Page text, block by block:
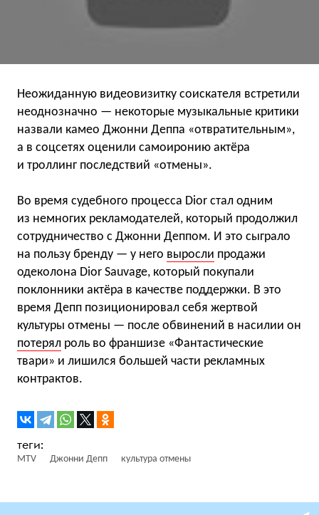
Неожиданную видеовизитку соискателя встретили
неоднозначно — некоторые музыкальные критики
назвали камео Джонни Деппа «отвратительным»,
а в соцсетях оценили самоиронию актёра
и троллинг последствий «отмены».
Во время судебного процесса Dior стал одним
из немногих рекламодателей, который продолжил
сотрудничество с Джонни Деппом. И это сыграло
на пользу бренду — у него выросли продажи
одеколона Dior Sauvage, который покупали
поклонники актёра в качестве поддержки. В это
время Депп позиционировал себя жертвой
культуры отмены — после обвинений в насилии он
потерял роль во франшизе «Фантастические
твари» и лишился большей части рекламных
контрактов.
MTV Джонни Депп культура отмены